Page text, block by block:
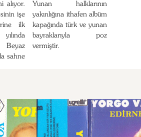
alıyor.
işe
ilk
Beyaz
sahne
albüm
yunan
poz
vermiştir.